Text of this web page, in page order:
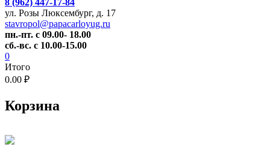
8 (962) 447-17-84
ул. Розы Люксембург, д. 17
stavropol@papacarloyug.ru
пн.-пт. с 09.00- 18.00
сб.-вс. с 10.00-15.00
0
Итого
0.00 ₽
Корзина